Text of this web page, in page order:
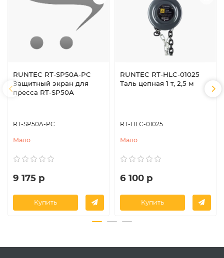
RUNTEC RT-SP50A-PC
Защитный экран для
пресса RT-SP50A
RT-SP50A-PC
Мало
9 175 р
Купить
RUNTEC RT-HLC-01025
Таль цепная 1 т, 2,5 м
RT-HLC-01025
Мало
6 100 р
Купить